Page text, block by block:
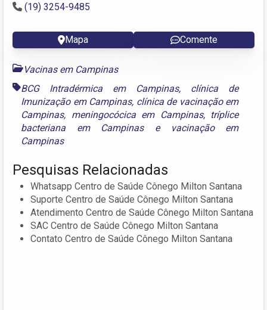
(19) 3254-9485
Mapa Comente
Vacinas em Campinas
BCG Intradérmica em Campinas, clínica de
Imunização em Campinas, clínica de vacinação em
Campinas, meningocócica em Campinas, tríplice
bacteriana em Campinase
vacinação em
Campinas
Pesquisas Relacionadas
Whatsapp Centro de Saúde Cônego Milton Santana
Suporte Centro de Saúde Cônego Milton Santana
Atendimento Centro de Saúde Cônego Milton Santana
SAC Centro de Saúde Cônego Milton Santana
Contato Centro de Saúde Cônego Milton Santana